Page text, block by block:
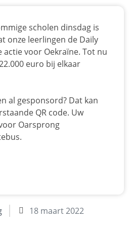
scholen dinsdag is
onze leerlingen de Daily
actie voor Oekraïne. Tot nu
euro bij elkaar
al gesponsord? Dat kan
QR code. Uw
Oarsprong
18 maart 2022